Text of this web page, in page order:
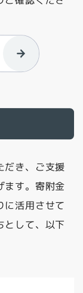
だき、ご支援
ます。寄附金
に活用させて
として、以下